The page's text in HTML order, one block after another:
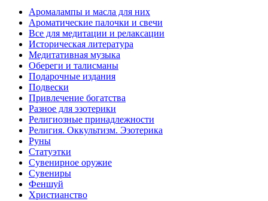
Аромалампы и масла для них
Ароматические палочки и свечи
Все для медитации и релаксации
Историческая литература
Медитативная музыка
Обереги и талисманы
Подарочные издания
Подвески
Привлечение богатства
Разное для эзотерики
Религиозные принадлежности
Религия. Оккультизм. Эзотерика
Руны
Статуэтки
Сувенирное оружие
Сувениры
Феншуй
Христианство